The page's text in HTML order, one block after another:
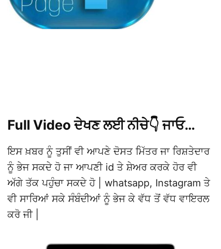
Full Video ਦੇਖਣ ਲਈ ਨੀਚੇ👇 ਜਾਓ…
ਇਸ ਖ਼ਬਰ ਨੂੰ ਤੁਸੀਂ ਵੀ ਆਪਣੇ ਦੋਸਤ ਮਿੱਤਰ ਜਾ ਰਿਸ਼ਤੇਦਾਰ
ਨੂੰ ਭੇਜ ਸਕਦੇ ਹੋ ਜਾ ਆਪਣੀ id ਤੇ ਸ਼ੇਅਰ ਕਰਕੇ ਹੋਰ ਵੀ
ਅੱਗੇ ਤੱਕ ਪਹੁੰਚਾ ਸਕਦੇ ਹੋ | whatsapp, Instagram ਤੇ
ਵੀ ਸਾਰਿਆਂ ਸਕੇ ਸੰਬੰਦੀਆਂ ਨੂੰ ਭੇਜ ਕੇ ਵੱਧ ਤੋਂ ਵੱਧ ਵਾਇਰਲ
ਕਰੋ ਜੀ |